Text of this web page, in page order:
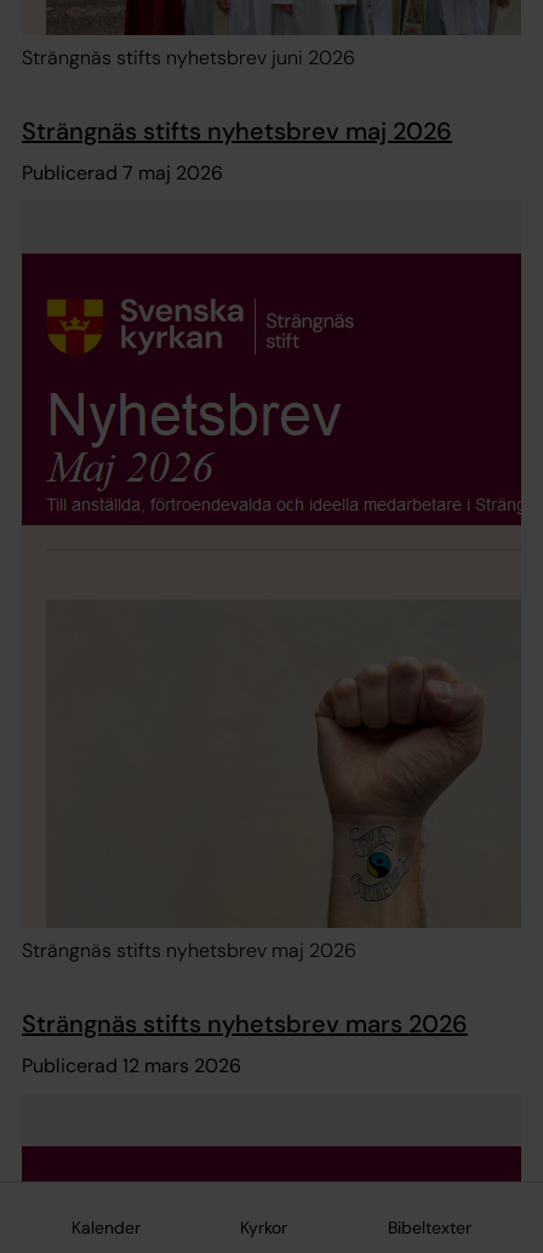
Kalender Kyrkor Bibeltexter
Strängnäs stifts nyhetsbrev juni 2026
Strängnäs stifts nyhetsbrev maj 2026
Publicerad 7 maj 2026
Strängnäs stifts nyhetsbrev maj 2026
Strängnäs stifts nyhetsbrev mars 2026
Publicerad 12 mars 2026